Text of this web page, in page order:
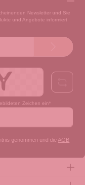
Newsletter und Sie
und Angebote informiert
Zeichen ein*
genommen und die AGB